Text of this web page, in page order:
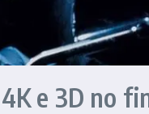
e 3D no